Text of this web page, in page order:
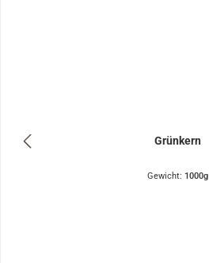
Grünkern
Gewicht: 1000g